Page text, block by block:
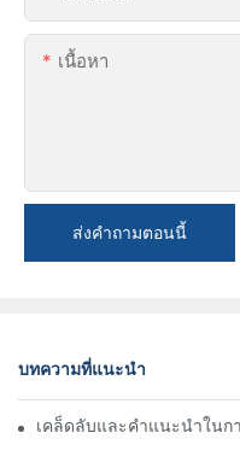
เนื้อหา
ส่งคำถามตอนนี้
บทความที่แนะนำ
เคล็ดลับและคำแนะนำใน